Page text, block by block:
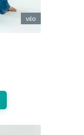
νέο